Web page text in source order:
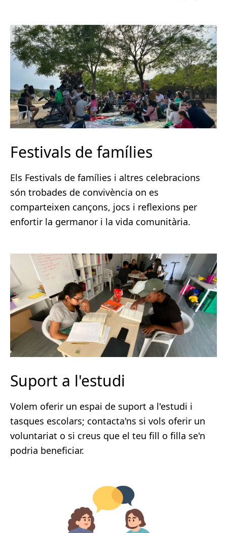
Festivals de famílies
Els Festivals de famílies i altres celebracions
són trobades de convivència on es
comparteixen cançons, jocs i reflexions per
enfortir la germanor i la vida comunitària.
Suport a l'estudi
Volem oferir un espai de suport a l'estudi i
tasques escolars; contacta'ns si vols oferir un
voluntariat o si creus que el teu fill o filla se'n
podria beneficiar.